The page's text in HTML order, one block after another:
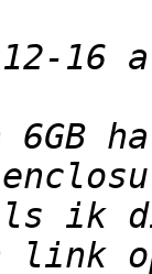
16
6GB
ik